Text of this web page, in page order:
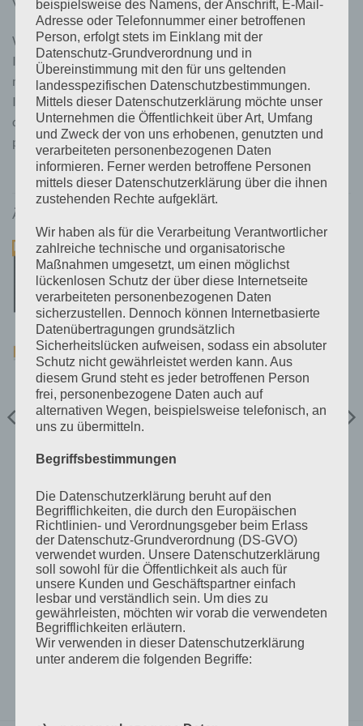
Wenn Sie Fragen haben, unsicher sind oder Hilfe zu ihrer
Insel brauchen, machen Sie einfach ein Beratungsgespräch
mit uns aus. Wir berantworten gerne alle ihre Fragen, helfen
Ihnen, dass Sie auch eine passende Anlage bekommen, mit
der Sie jahrenlange Freunde haben und von der Sie einen
problemlosen Betrieb erwarten können.
ÄHNLICHE PRODUKTE
STATIONÄRSYSTEM
Kühlschranksystem MINI
810WP 800/1500VA
1.645,47
IN DEN WARENKORB
STATIONÄRSYSTEM
405wp + Victron 100/30
IN DEN WARENKORB
beispielsweise des Namens, der Anschrift, E-Mail-
Adresse oder Telefonnummer einer betroffenen
Person, erfolgt stets im Einklang mit der
Datenschutz-Grundverordnung und in
Übereinstimmung mit den für uns geltenden
landesspezifischen Datenschutzbestimmungen.
Mittels dieser Datenschutzerklärung möchte unser
Unternehmen die Öffentlichkeit über Art, Umfang
und Zweck der von uns erhobenen, genutzten und
verarbeiteten personenbezogenen Daten
informieren. Ferner werden betroffene Personen
mittels dieser Datenschutzerklärung über die ihnen
zustehenden Rechte aufgeklärt.
Wir haben als für die Verarbeitung Verantwortlicher
zahlreiche technische und organisatorische
Maßnahmen umgesetzt, um einen möglichst
lückenlosen Schutz der über diese Internetseite
verarbeiteten personenbezogenen Daten
sicherzustellen. Dennoch können Internetbasierte
Datenübertragungen grundsätzlich
Sicherheitslücken aufweisen, sodass ein absoluter
Schutz nicht gewährleistet werden kann. Aus
diesem Grund steht es jeder betroffenen Person
frei, personenbezogene Daten auch auf
alternativen Wegen, beispielsweise telefonisch, an
uns zu übermitteln.
Begriffsbestimmungen
Die Datenschutzerklärung beruht auf den
Begrifflichkeiten, die durch den Europäischen
Richtlinien- und Verordnungsgeber beim Erlass
der Datenschutz-Grundverordnung (DS-GVO)
verwendet wurden. Unsere Datenschutzerklärung
soll sowohl für die Öffentlichkeit als auch für
unsere Kunden und Geschäftspartner einfach
lesbar und verständlich sein. Um dies zu
gewährleisten, möchten wir vorab die verwendeten
Begrifflichkeiten erläutern.
Wir verwenden in dieser Datenschutzerklärung
unter anderem die folgenden Begriffe: